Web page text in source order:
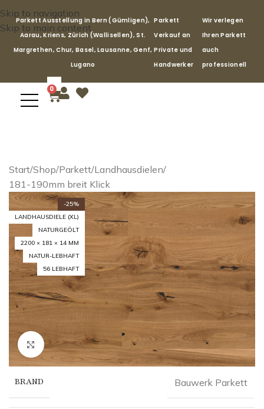
Skip to navigation
Skip to main content
Parkett Ausstellung in Bern (Gümligen),
Aarau, Kriens, Zürich (Wallisellen), St.
Margrethen, Chur, Basel, Lausanne, Genf,
Lugano
Parkett
Verkauf an
Private und
Handwerker
Wir verlegen
Ihren Parkett
auch
professionell
0
Start/Shop/Parkett/Landhausdielen/
181-190mm breit Klick
-25%
LANDHAUSDIELE (XL)
NATURGEÖLT
2200 × 181 × 14 MM
NATUR-LEBHAFT
56 LEBHAFT
Click to enlarge
BRAND Bauwerk Parkett